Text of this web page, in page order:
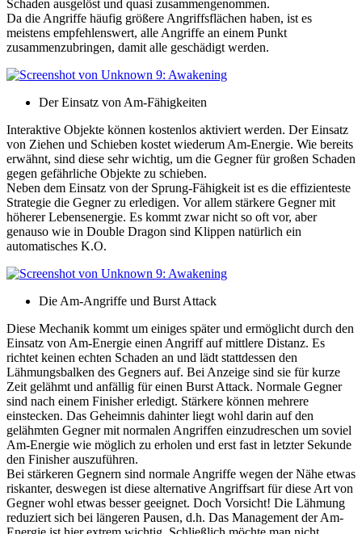
Schaden ausgelöst und quasi zusammengenommen.
Da die Angriffe häufig größere Angriffsflächen haben, ist es
meistens empfehlenswert, alle Angriffe an einem Punkt
zusammenzubringen, damit alle geschädigt werden.
Der Einsatz von Am-Fähigkeiten
Interaktive Objekte können kostenlos aktiviert werden. Der Einsatz
von Ziehen und Schieben kostet wiederum Am-Energie. Wie bereits
erwähnt, sind diese sehr wichtig, um die Gegner für großen Schaden
gegen gefährliche Objekte zu schieben.
Neben dem Einsatz von der Sprung-Fähigkeit ist es die effizienteste
Strategie die Gegner zu erledigen. Vor allem stärkere Gegner mit
höherer Lebensenergie. Es kommt zwar nicht so oft vor, aber
genauso wie in Double Dragon sind Klippen natürlich ein
automatisches K.O.
Die Am-Angriffe und Burst Attack
Diese Mechanik kommt um einiges später und ermöglicht durch den
Einsatz von Am-Energie einen Angriff auf mittlere Distanz. Es
richtet keinen echten Schaden an und lädt stattdessen den
Lähmungsbalken des Gegners auf. Bei Anzeige sind sie für kurze
Zeit gelähmt und anfällig für einen Burst Attack. Normale Gegner
sind nach einem Finisher erledigt. Stärkere können mehrere
einstecken. Das Geheimnis dahinter liegt wohl darin auf den
gelähmten Gegner mit normalen Angriffen einzudreschen um soviel
Am-Energie wie möglich zu erholen und erst fast in letzter Sekunde
den Finisher auszuführen.
Bei stärkeren Gegnern sind normale Angriffe wegen der Nähe etwas
riskanter, deswegen ist diese alternative Angriffsart für diese Art von
Gegner wohl etwas besser geeignet. Doch Vorsicht! Die Lähmung
reduziert sich bei längeren Pausen, d.h. Das Management der Am-